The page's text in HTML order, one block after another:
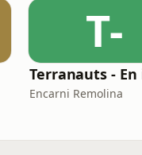
T-
Encarni Remolina